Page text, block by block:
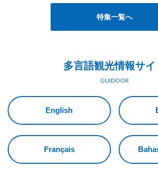
特集一覧へ
多言語観光情報サイ
GUIDOOR
English
Français